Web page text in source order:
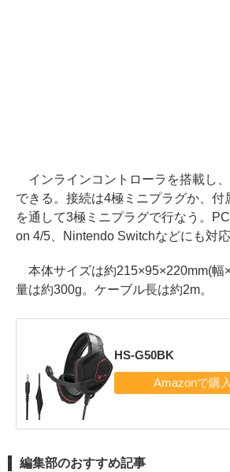
インラインコントローラを搭載し
できる。接続は4極ミニプラグか、付
を通して3極ミニプラグで行なう。
on 4/5、Nintendo Switchなどにも対応
本体サイズは約215×95×220mm(幅
量は約300g。ケーブル長は約2m。
HS-G50BK
編集部のおすすめ記事